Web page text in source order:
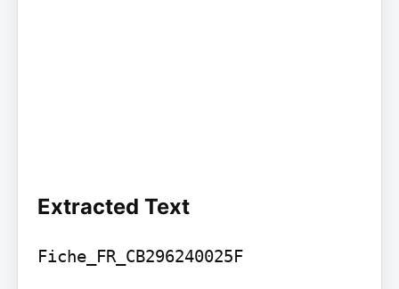
Extracted Text
Fiche_FR_CB296240025F